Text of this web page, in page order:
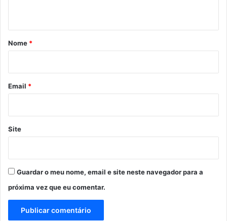
r
*
Nome *
Email *
Site
Guardar o meu nome, email e site neste navegador para a
próxima vez que eu comentar.